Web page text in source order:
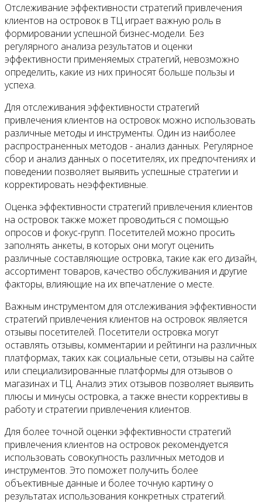
Отслеживание эффективности стратегий привлечения
клиентов на островок в ТЦ играет важную роль в
формировании успешной бизнес-модели. Без
регулярного анализа результатов и оценки
эффективности применяемых стратегий, невозможно
определить, какие из них приносят больше пользы и
успеха.
Для отслеживания эффективности стратегий
привлечения клиентов на островок можно использовать
различные методы и инструменты. Один из наиболее
распространенных методов - анализ данных. Регулярное
сбор и анализ данных о посетителях, их предпочтениях и
поведении позволяет выявить успешные стратегии и
корректировать неэффективные.
Оценка эффективности стратегий привлечения клиентов
на островок также может проводиться с помощью
опросов и фокус-групп. Посетителей можно просить
заполнять анкеты, в которых они могут оценить
различные составляющие островка, такие как его дизайн,
ассортимент товаров, качество обслуживания и другие
факторы, влияющие на их впечатление о месте.
Важным инструментом для отслеживания эффективности
стратегий привлечения клиентов на островок является
отзывы посетителей. Посетители островка могут
оставлять отзывы, комментарии и рейтинги на различных
платформах, таких как социальные сети, отзывы на сайте
или специализированные платформы для отзывов о
магазинах и ТЦ. Анализ этих отзывов позволяет выявить
плюсы и минусы островка, а также внести коррективы в
работу и стратегии привлечения клиентов.
Для более точной оценки эффективности стратегий
привлечения клиентов на островок рекомендуется
использовать совокупность различных методов и
инструментов. Это поможет получить более
объективные данные и более точную картину о
результатах использования конкретных стратегий.